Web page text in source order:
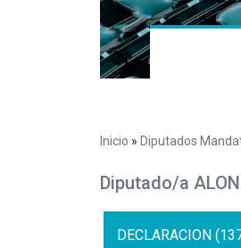
Inicio » Diputados
Diputado/a
DECLARACION